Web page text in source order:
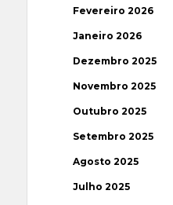
Fevereiro 2026
Janeiro 2026
Dezembro 2025
Novembro 2025
Outubro 2025
Setembro 2025
Agosto 2025
Julho 2025